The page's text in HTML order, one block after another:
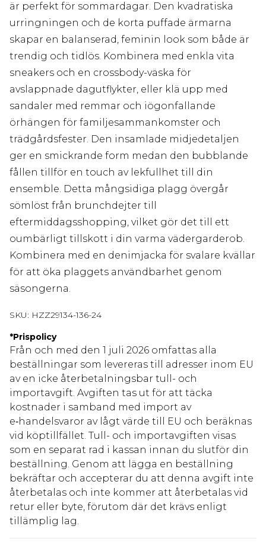
är perfekt för sommardagar. Den kvadratiska
urringningen och de korta puffade ärmarna
skapar en balanserad, feminin look som både är
trendig och tidlös. Kombinera med enkla vita
sneakers och en crossbody-väska för
avslappnade dagutflykter, eller klä upp med
sandaler med remmar och iögonfallande
örhängen för familjesammankomster och
trädgårdsfester. Den insamlade midjedetaljen
ger en smickrande form medan den bubblande
fållen tillför en touch av lekfullhet till din
ensemble. Detta mångsidiga plagg övergår
sömlöst från brunchdejter till
eftermiddagsshopping, vilket gör det till ett
oumbärligt tillskott i din varma vädergarderob.
Kombinera med en denimjacka för svalare kvällar
för att öka plaggets användbarhet genom
säsongerna.
SKU: HZZ29134-136-24
*Prispolicy
Från och med den 1 juli 2026 omfattas alla
beställningar som levereras till adresser inom EU
av en icke återbetalningsbar tull- och
importavgift. Avgiften tas ut för att täcka
kostnader i samband med import av
e‑handelsvaror av lågt värde till EU och beräknas
vid köptillfället. Tull- och importavgiften visas
som en separat rad i kassan innan du slutför din
beställning. Genom att lägga en beställning
bekräftar och accepterar du att denna avgift inte
återbetalas och inte kommer att återbetalas vid
retur eller byte, förutom där det krävs enligt
tillämplig lag.